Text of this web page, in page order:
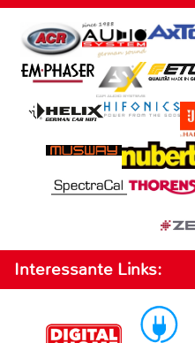
Interessante Links: